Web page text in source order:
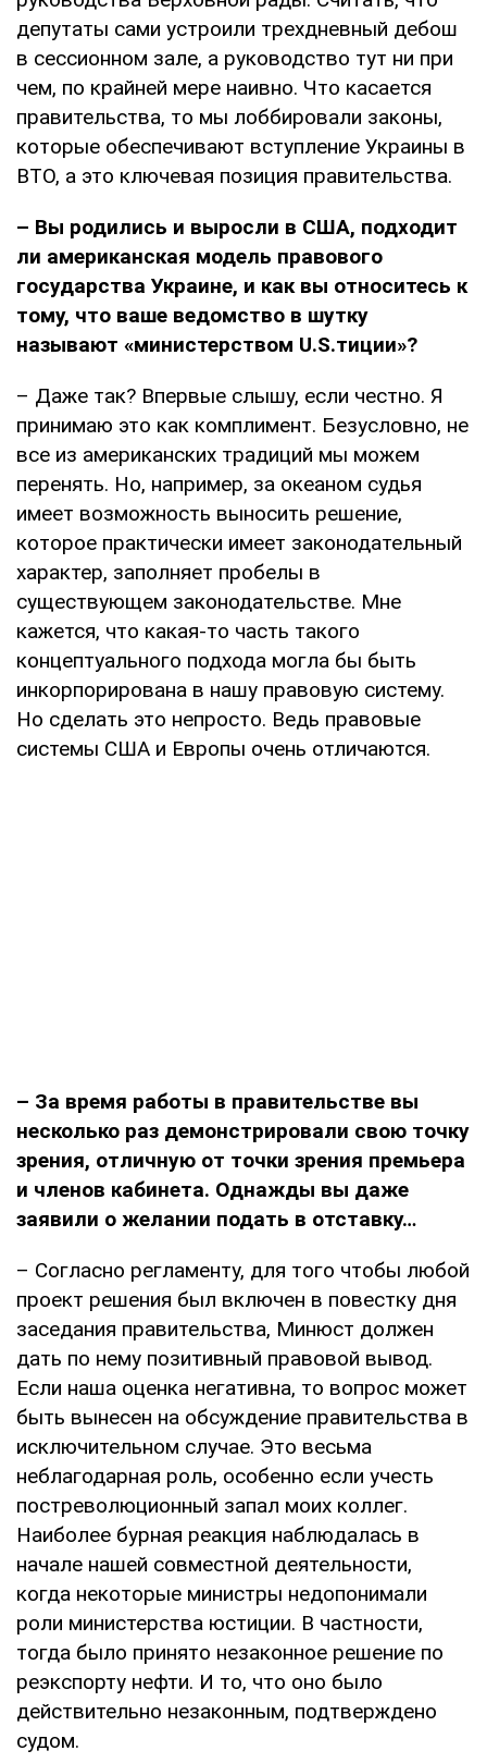
депутаты сами устроили трехдневный дебош
в сессионном зале, а руководство тут ни при
чем, по крайней мере наивно. Что касается
правительства, то мы лоббировали законы,
которые обеспечивают вступление Украины в
ВТО, а это ключевая позиция правительства.
– Вы родились и выросли в США, подходит
ли американская модель правового
государства Украине, и как вы относитесь к
тому, что ваше ведомство в шутку
называют «министерством U.S.тиции»?
– Даже так? Впервые слышу, если честно. Я
принимаю это как комплимент. Безусловно, не
все из американских традиций мы можем
перенять. Но, например, за океаном судья
имеет возможность выносить решение,
которое практически имеет законодательный
характер, заполняет пробелы в
существующем законодательстве. Мне
кажется, что какая-то часть такого
концептуального подхода могла бы быть
инкорпорирована в нашу правовую систему.
Но сделать это непросто. Ведь правовые
системы США и Европы очень отличаются.
– За время работы в правительстве вы
несколько раз демонстрировали свою точку
зрения, отличную от точки зрения премьера
и членов кабинета. Однажды вы даже
заявили о желании подать в отставку…
– Согласно регламенту, для того чтобы любой
проект решения был включен в повестку дня
заседания правительства, Минюст должен
дать по нему позитивный правовой вывод.
Если наша оценка негативна, то вопрос может
быть вынесен на обсуждение правительства в
исключительном случае. Это весьма
неблагодарная роль, особенно если учесть
постреволюционный запал моих коллег.
Наиболее бурная реакция наблюдалась в
начале нашей совместной деятельности,
когда некоторые министры недопонимали
роли министерства юстиции. В частности,
тогда было принято незаконное решение по
реэкспорту нефти. И то, что оно было
действительно незаконным, подтверждено
судом.